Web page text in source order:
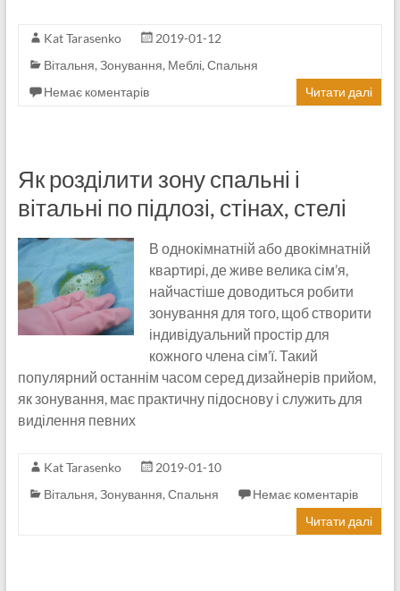
Kat Tarasenko
2019-01-12
Вітальня, Зонування, Меблі, Спальня
Немає коментарів
Читати далі
Як розділити зону спальні і
вітальні по підлозі, стінах, стелі
В однокімнатній або двокімнатній
квартирі, де живе велика сім’я,
найчастіше доводиться робити
зонування для того, щоб створити
індивідуальний простір для
кожного члена сім’ї. Такий
популярний останнім часом серед дизайнерів прийом,
як зонування, має практичну підоснову і служить для
виділення певних
Kat Tarasenko
2019-01-10
Вітальня, Зонування, Спальня
Немає коментарів
Читати далі